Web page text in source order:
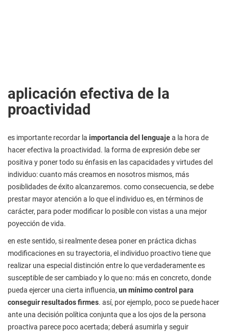
aplicación efectiva de la
proactividad
es importante recordar la importancia del lenguajea la hora de
hacer efectiva la proactividad. la forma de expresión debe ser
positiva y poner todo su énfasis en las capacidades y virtudes del
individuo: cuanto más creamos en nosotros mismos, más
posiblidades de éxito alcanzaremos. como consecuencia, se debe
prestar mayor atención a lo que el individuo es, en términos de
carácter, para poder modificar lo posible con vistas a una mejor
poyección de vida.
en este sentido, si realmente desea poner en práctica dichas
modificaciones en su trayectoria, el individuo proactivo tiene que
realizar una especial distinción entre lo que verdaderamente es
susceptible de ser cambiado y lo que no: más en concreto, donde
pueda ejercer una cierta influencia, un mínimo control para
conseguir resultados firmes. así, por ejemplo, poco se puede hacer
ante una decisión política conjunta que a los ojos de la persona
proactiva parece poco acertada; deberá asumirla y seguir